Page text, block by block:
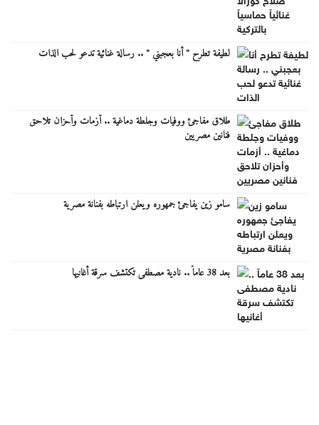
لطيفة تطرح " أنا بعجبني " .. رسالة غنائية تدعو لحب الذات
طلاق مفاجئ ووفيات وجلطة دماغية .. أزمات وأحزان تلاحق
فنانين مصريين
سامو زين يفاجئ جمهوره ويعلن ارتباطه بفنانة مصرية
بعد 38 عاماً .. نادية مصطفى تكتشف سرقة أغانيها